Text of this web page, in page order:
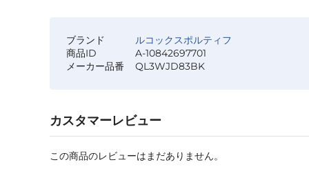
ブランド
ルコックスポルティフ
商品ID
A-10842697701
メーカー品番
QL3WJD83BK
カスタマーレビュー
この商品のレビューはまだありません。